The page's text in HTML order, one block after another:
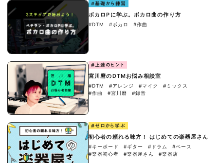
#基礎から練習
ボカロPに学ぶ。ボカロ曲の作り方
#DTM #ボカロ #作曲
#上達のヒント
宮川麿のDTMお悩み相談室
#DTM #アレンジ #マイク
#ミックス
#作曲
#宮川麿 #録音
#ゼロから学ぶ
初心者の頼れる味方！ はじめての楽器屋さん
#キーボード #ギター #ドラム
#ベース
#楽器初心者
#楽器屋さん #楽器店